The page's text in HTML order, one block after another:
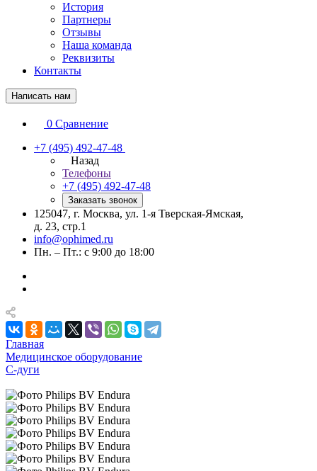
История
Партнеры
Отзывы
Наша команда
Реквизиты
Контакты
Написать нам
0 Сравнение
+7 (495) 492-47-48
Назад
Телефоны
+7 (495) 492-47-48
Заказать звонок
125047, г. Москва, ул. 1-я Тверская-Ямская,
д. 23, стр.1
info@ophimed.ru
Пн. – Пт.: с 9:00 до 18:00
Главная
Медицинское оборудование
С-дуги